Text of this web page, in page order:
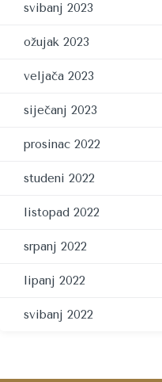
svibanj 2023
ožujak 2023
veljača 2023
siječanj 2023
prosinac 2022
studeni 2022
listopad 2022
srpanj 2022
lipanj 2022
svibanj 2022